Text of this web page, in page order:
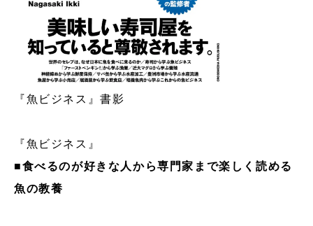
『魚ビジネス』書影
『魚ビジネス』
■食べるのが好きな人から専門家まで楽しく読める
魚の教養